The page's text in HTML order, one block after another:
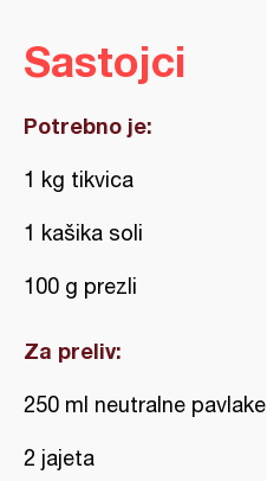
Sastojci
Potrebno je:
1 kg tikvica
1 kašika soli
100 g prezli
Za preliv:
250 ml neutralne pavlake
2 jajeta